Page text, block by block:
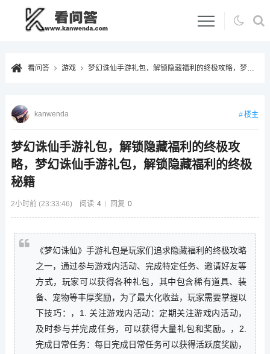
看问答 游戏 梦幻诛仙手游礼包，解锁隐藏福利的终极攻略，梦幻诛仙手游礼包，解锁隐藏福利的终极秘籍
梦幻诛仙手游礼包，解锁隐藏福利的终极攻
略，梦幻诛仙手游礼包，解锁隐藏福利的终极
秘籍
2小时前 (23:33:46) 阅读 4 回复 0
kanwenda 楼主
《梦幻诛仙》手游礼包是玩家们追求隐藏福利的终极攻略
之一，通过参与游戏内活动、完成特定任务、邀请好友等
方式，玩家可以获得各种礼包，其中包含稀有道具、装
备、宠物等丰厚奖励，为了最大化收益，玩家需要掌握以
下技巧：，1. 关注游戏内活动：定期关注游戏内活动，
及时参与并完成任务，可以获得大量礼包和奖励。，2.
完成日常任务：每日完成日常任务可以获得活跃度奖励，